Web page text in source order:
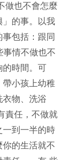
做也不會怎麼
」的事。以我
包括：跟同
事情不做也不
的時間。可
小孩上幼稚
衣物、洗浴
責任，不做就
一到一半的時
你的生活就不